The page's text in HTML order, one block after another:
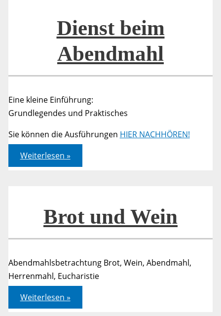
Dienst beim
Abendmahl
Eine kleine Einführung:
Grundlegendes und Praktisches
Sie können die Ausführungen HIER NACHHÖREN!
Dienst
beim
Abendmahl
Weiterlesen »
Brot und Wein
Abendmahlsbetrachtung Brot, Wein, Abendmahl,
Herrenmahl, Eucharistie
Brot
und
Wein
Weiterlesen »